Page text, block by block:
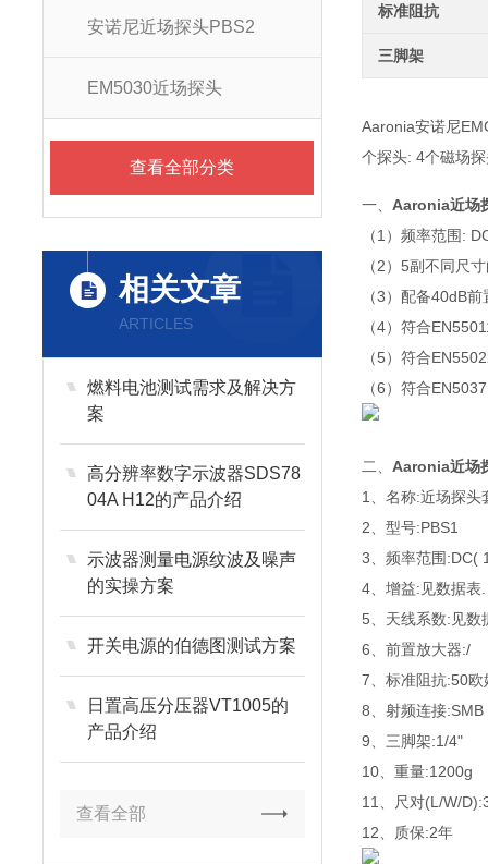
安诺尼近场探头PBS2
EM5030近场探头
查看全部分类
相关文章
ARTICLES
燃料电池测试需求及解决方
案
高分辨率数字示波器SDS78
04A H12的产品介绍
示波器测量电源纹波及噪声
的实操方案
开关电源的伯德图测试方案
日置高压分压器VT1005的
产品介绍
查看全部
标准阻抗
三脚架
Aaronia安诺尼
个探头: 4个磁场
一、 Aaronia近场
（1）频率范围:
（2）5副不同尺
（3）配备40dB
（4）符合
（5）符合
（6）符合
二、 Aaronia近场
1、名称:近场探头
2、型号:PBS1
3、频率范围:DC(
4、增益:见数据表.
5、天线系数:见数
6、前置放大器:/
7、标准阻抗:50欧
8、射频连接:SMB
9、三脚架:1/4"
10、重量:1200g
11、尺对(L/W/
12、质保:2年